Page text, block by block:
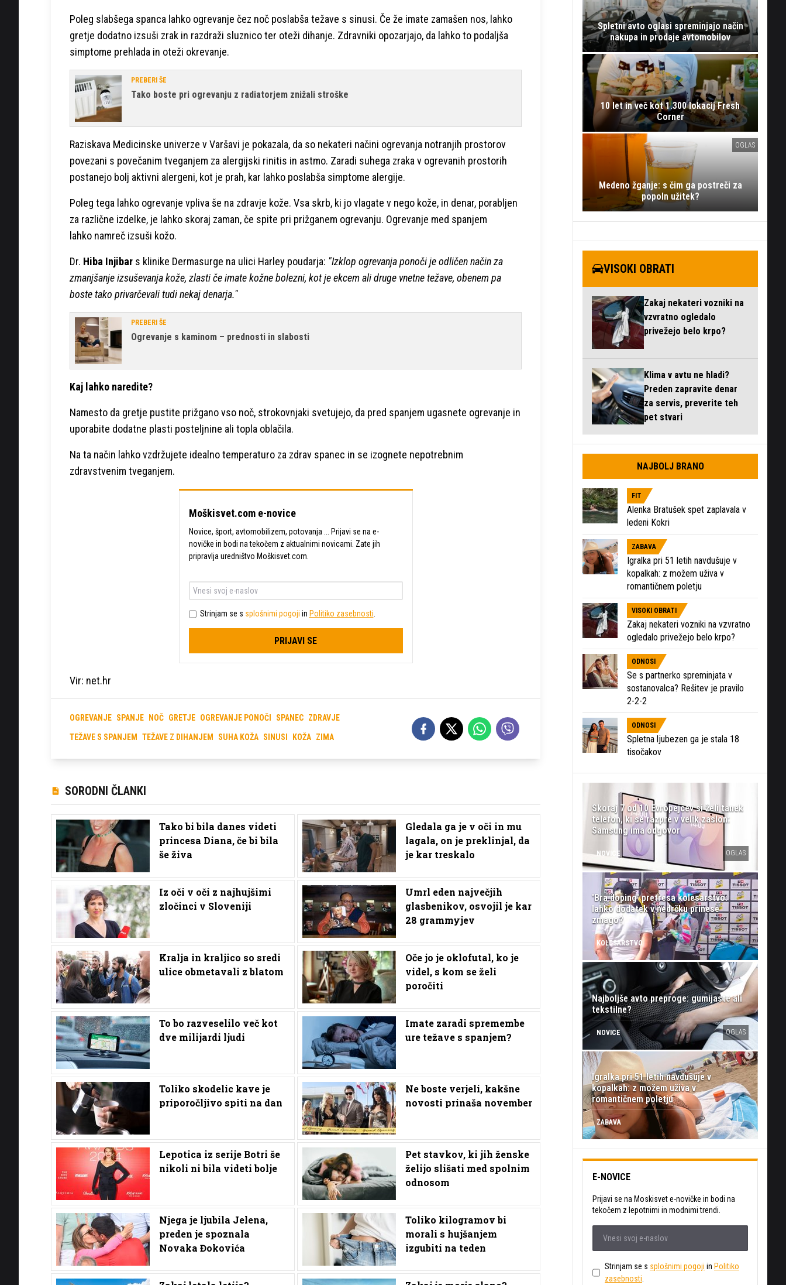
Poleg slabšega spanca lahko ogrevanje čez noč poslabša težave s sinusi. Če že imate zamašen nos, lahko
gretje dodatno izsuši zrak in razdraži sluznico ter oteži dihanje. Zdravniki opozarjajo, da lahko to podaljša
simptome prehlada in oteži okrevanje.
PREBERI ŠE
Tako boste pri ogrevanju z radiatorjem znižali stroške
Raziskava Medicinske univerze v Varšavi je pokazala, da so nekateri načini ogrevanja notranjih prostorov
povezani s povečanim tveganjem za alergijski rinitis in astmo. Zaradi suhega zraka v ogrevanih prostorih
postanejo bolj aktivni alergeni, kot je prah, kar lahko poslabša simptome alergije.
Poleg tega lahko ogrevanje vpliva še na zdravje kože. Vsa skrb, ki jo vlagate v nego kože, in denar, porabljen
za različne izdelke, je lahko skoraj zaman, če spite pri prižganem ogrevanju. Ogrevanje med spanjem
lahko namreč izsuši kožo.
Dr. Hiba Injibar s klinike Dermasurge na ulici Harley poudarja: "Izklop ogrevanja ponoči je odličen način za
zmanjšanje izsuševanja kože, zlasti če imate kožne bolezni, kot je ekcem ali druge vnetne težave, obenem pa
boste tako privarčevali tudi nekaj denarja."
PREBERI ŠE
Ogrevanje s kaminom – prednosti in slabosti
Kaj lahko naredite?
Namesto da gretje pustite prižgano vso noč, strokovnjaki svetujejo, da pred spanjem ugasnete ogrevanje in
uporabite dodatne plasti posteljnine ali topla oblačila.
Na ta način lahko vzdržujete idealno temperaturo za zdrav spanec in se izognete nepotrebnim
zdravstvenim tveganjem.
Moškisvet.com e-novice
Novice, šport, avtomobilizem, potovanja ... Prijavi se na e-
novičke in bodi na tekočem z aktualnimi novicami. Zate jih
pripravlja uredništvo Moškisvet.com.
Strinjam se s splošnimi pogoji in Politiko zasebnosti
PRIJAVI SE
Vir: net.hr
OGREVANJE SPANJE NOČ GRETJE OGREVANJE PONOČI SPANEC ZDRAVJE
TEŽAVE S SPANJEM TEŽAVE Z DIHANJEM SUHA KOŽA SINUSI KOŽA ZIMA
SORODNI ČLANKI
Tako bi bila danes videti
princesa Diana, če bi bila
še živa
Gledala ga je v oči in mu
lagala, on je preklinjal, da
je kar treskalo
Iz oči v oči z najhujšimi
zločinci v Sloveniji
Umrl eden največjih
glasbenikov, osvojil je kar
28 grammyjev
Kralja in kraljico so sredi
ulice obmetavali z blatom
Oče jo je oklofutal, ko je
videl, s kom se želi
poročiti
To bo razveselilo več kot
dve milijardi ljudi
Imate zaradi spremembe
ure težave s spanjem?
Toliko skodelic kave je
priporočljivo spiti na dan
Ne boste verjeli, kakšne
novosti prinaša november
Lepotica iz serije Botri še
nikoli ni bila videti bolje
Pet stavkov, ki jih ženske
želijo slišati med spolnim
odnosom
Njega je ljubila Jelena,
preden je spoznala
Novaka Đokovića
Toliko kilogramov bi
morali s hujšanjem
izgubiti na teden
Spletni avto oglasi spreminjajo način
nakupa in prodaje avtomobilov
10 let in več kot 1.300 lokacij Fresh
Corner
OGLAS
Medeno žganje: s čim ga postreči za
popoln užitek?
VISOKI OBRATI
Zakaj nekateri vozniki na
vzvratno ogledalo
privežejo belo krpo?
Klima v avtu ne hladi?
Preden zapravite denar
za servis, preverite teh
pet stvari
NAJBOLJ BRANO
FIT
Alenka Bratušek spet zaplavala v
ledeni Kokri
ZABAVA
Igralka pri 51 letih navdušuje v
kopalkah: z možem uživa v
romantičnem poletju
VISOKI OBRATI
Zakaj nekateri vozniki na vzvratno
ogledalo privežejo belo krpo?
ODNOSI
Se s partnerko spreminjata v
sostanovalca? Rešitev je pravilo
2-2-2
ODNOSI
Spletna ljubezen ga je stala 18
tisočakov
Skoraj 7 od 10 Evropejcev si želi tanek
telefon, ki se razpre v velik zaslon:
Samsung ima odgovor
NOVICE OGLAS
'Bra doping' pretresa kolesarstvo:
lahko dodatek v nedrčku prinese
zmago?
KOLESARSTVO
Najboljše avto preproge: gumijaste ali
tekstilne?
NOVICE OGLAS
Igralka pri 51 letih navdušuje v
kopalkah: z možem uživa v
romantičnem poletju
ZABAVA
E-NOVICE
Prijavi se na Moskisvet e-novičke in bodi na
tekočem z lepotnimi in modnimi trendi.
Strinjam se s splošnimi pogoji in Politiko
zasebnosti